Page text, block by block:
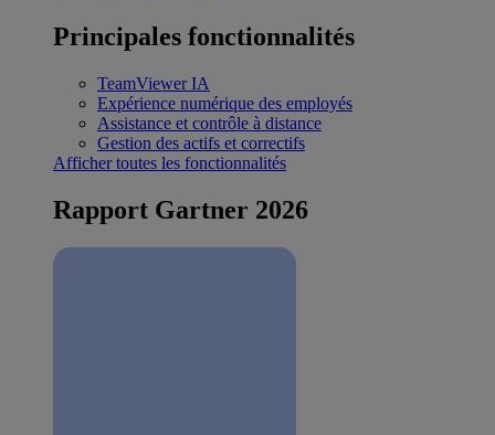
Principales fonctionnalités
TeamViewer IA
Expérience numérique des employés
Assistance et contrôle à distance
Gestion des actifs et correctifs
Afficher toutes les fonctionnalités
Rapport Gartner 2026